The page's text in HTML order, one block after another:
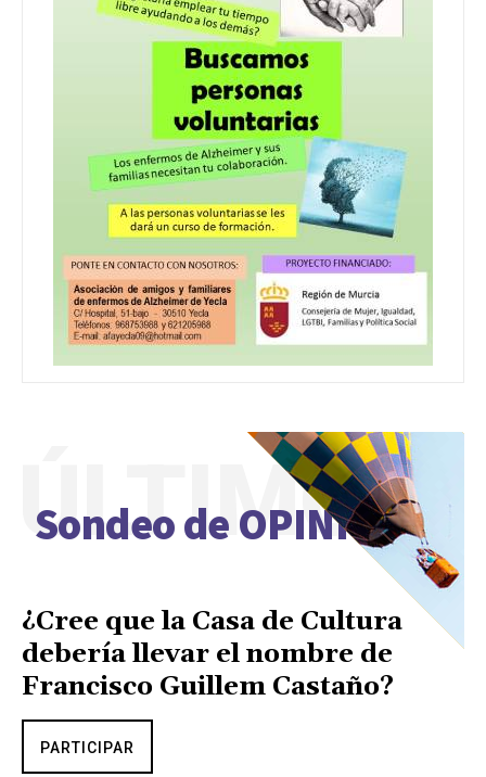
Sondeo de OPINIÓN
ÚLTIMO
¿Cree que la Casa de Cultura
debería llevar el nombre de
Francisco Guillem Castaño?
PARTICIPAR